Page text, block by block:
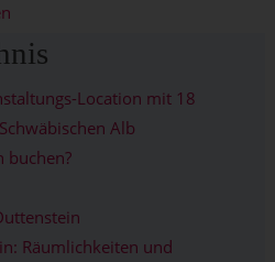
Location mit 18
Alb
buchen?
Räumlichkeiten und